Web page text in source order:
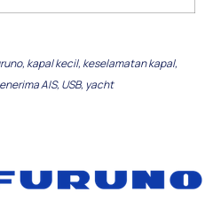
, kapal kecil, keselamatan kapal,
AIS, USB, yacht